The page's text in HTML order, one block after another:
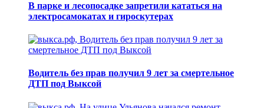
В парке и лесопосадке запретили кататься на
электросамокатах и гироскутерах
Водитель без прав получил 9 лет за смертельное
ДТП под Выксой